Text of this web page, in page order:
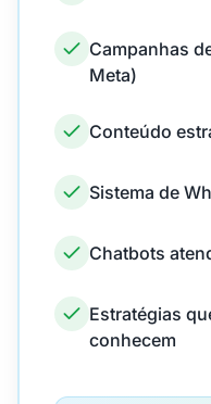
Campanhas
Meta)
Conteúdo
Sistema de
Chatbots
Estratégias
conhecem